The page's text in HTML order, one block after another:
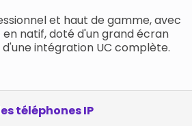
et haut de gamme, avec
natif, doté d'un grand écran
intégration UC complète.
téléphones IP